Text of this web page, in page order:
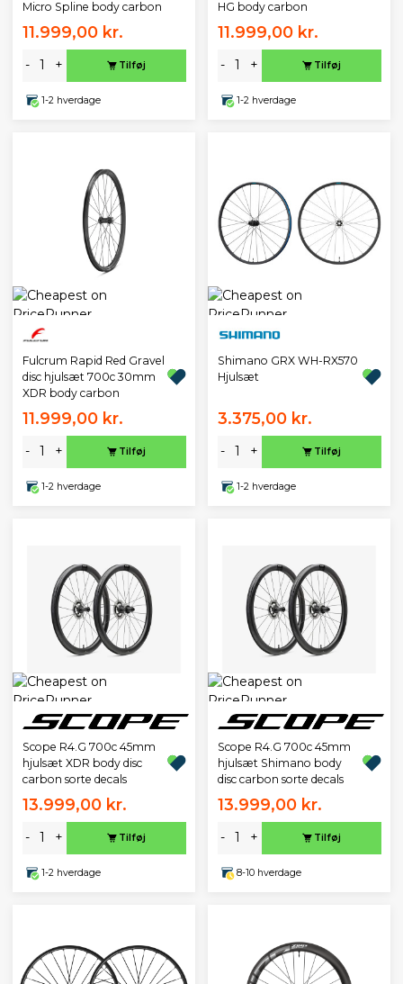
Micro Spline body carbon
11.999,00 kr.
- + Tilføj
1-2 hverdage
HG body carbon
11.999,00 kr.
- + Tilføj
1-2 hverdage
Fulcrum Rapid Red Gravel
disc hjulsæt 700c 30mm
XDR body carbon
11.999,00 kr.
- + Tilføj
1-2 hverdage
Shimano GRX WH-RX570
Hjulsæt
3.375,00 kr.
- + Tilføj
1-2 hverdage
Scope R4.G 700c 45mm
hjulsæt XDR body disc
carbon sorte decals
13.999,00 kr.
- + Tilføj
1-2 hverdage
Scope R4.G 700c 45mm
hjulsæt Shimano body
disc carbon sorte decals
13.999,00 kr.
- + Tilføj
8-10 hverdage